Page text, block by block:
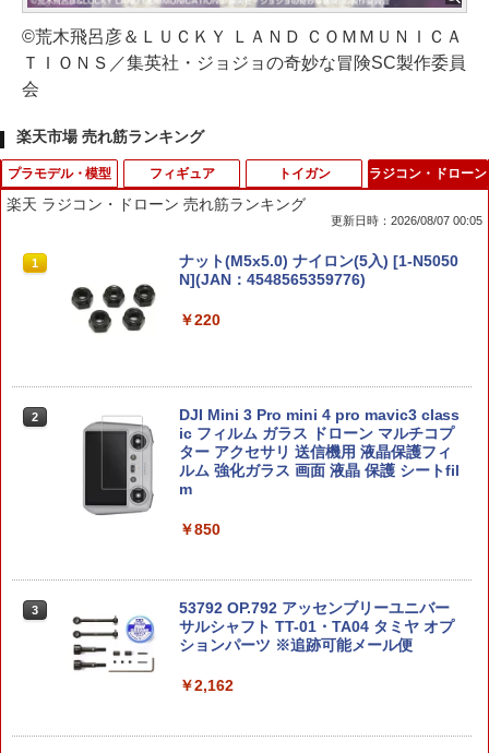
©荒木飛呂彦＆ＬＵＣＫＹ ＬＡＮＤ ＣＯＭＭＵＮＩＣＡ
ＴＩＯＮＳ／集英社・ジョジョの奇妙な冒険SC製作委員
会
楽天市場 売れ筋ランキング
プラモデル・模型
1
ELEKIT サイボーグハンド【MR-9112】
工作キット
￥3,980
2
1／700 艦NEXTシリーズ 日本海軍航空
母艦 信濃 【艦NX8】 (プラモデル)
￥4,053
￥4,100
タリオ プラモデル 92147 【8月予約】
フィギュア
1
【2027年1月発売 予約商品】S.H.フィギ
ュアーツ 草薙素子 「攻殻機動隊」
￥8,980
2
S.H.Figuarts 『攻殻機動隊 THE GHOST
IN THE SHELL』 草薙素子 (塗装済み可
動フィギュア)
￥9,609
Vol.30 BOX 【1661941】 (フィギュア)
￥9,651
トイガン
1
BLS トレーサーBB弾 0.20g 5000発(1k
g)◆グリーン 蓄光 高精度BB弾 インドア
度5.95mm±0.01
バーチウッド トゥルーオイル ガンスト
ックフィニッシュ 90ml
￥3,300
通 ショットシェル 赤 5発入 (499248711
0104) エアガン 18歳以上 サバゲー 銃
ラジコン・ドローン
楽天 ラジコン・ドローン 売れ筋ランキング
更新日時：2026/08/07 00:05
1
ナット(M5x5.0) ナイロン(5入) [1-N5050
N](JAN：4548565359776)
￥220
2
DJI Mini 3 Pro mini 4 pro mavic3 class
ic フィルム ガラス ドローン マルチコプ
ター アクセサリ 送信機用 液晶保護フィ
ルム 強化ガラス 画面 液晶 保護 シートfil
m
￥850
3
53792 OP.792 アッセンブリーユニバー
サルシャフト TT-01・TA04 タミヤ オプ
ションパーツ ※追跡可能メール便
￥2,162